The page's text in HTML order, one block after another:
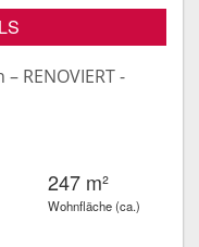
RENOVIERT -
247 m²
Wohnfläche (ca.)